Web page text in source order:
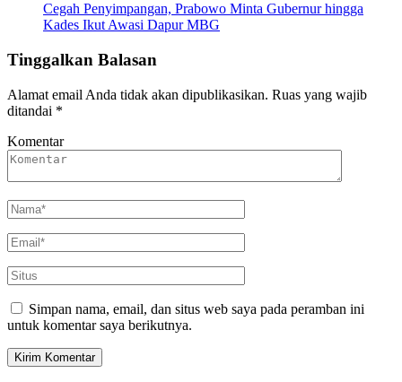
Cegah Penyimpangan, Prabowo Minta Gubernur hingga
Kades Ikut Awasi Dapur MBG
Tinggalkan Balasan
Alamat email Anda tidak akan dipublikasikan. Ruas yang wajib
ditandai *
Komentar
Simpan nama, email, dan situs web saya pada peramban ini
untuk komentar saya berikutnya.